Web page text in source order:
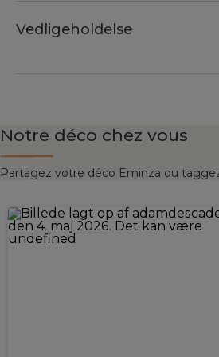
Vedligeholdelse
Notre déco chez vous
Partagez votre déco Eminza ou